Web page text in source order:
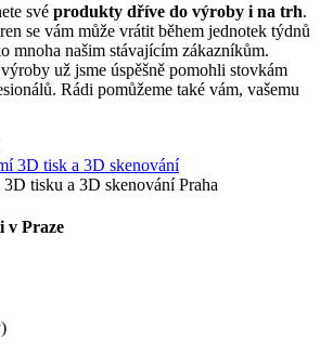
své produkty dříve do výroby i na trh.
se vám může vrátit během jednotek týdnů
mnoha našim stávajícím zákazníkům.
už jsme úspěšně pomohli stovkám
Rádi pomůžeme také vám, vašemu
3D tisk a 3D skenování
v Praze